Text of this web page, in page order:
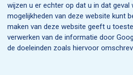
wijzen u er echter op dat u in dat geval
mogelijkheden van deze website kunt
maken van deze website geeft u
verwerken van de informatie door
de doeleinden zoals hiervoor